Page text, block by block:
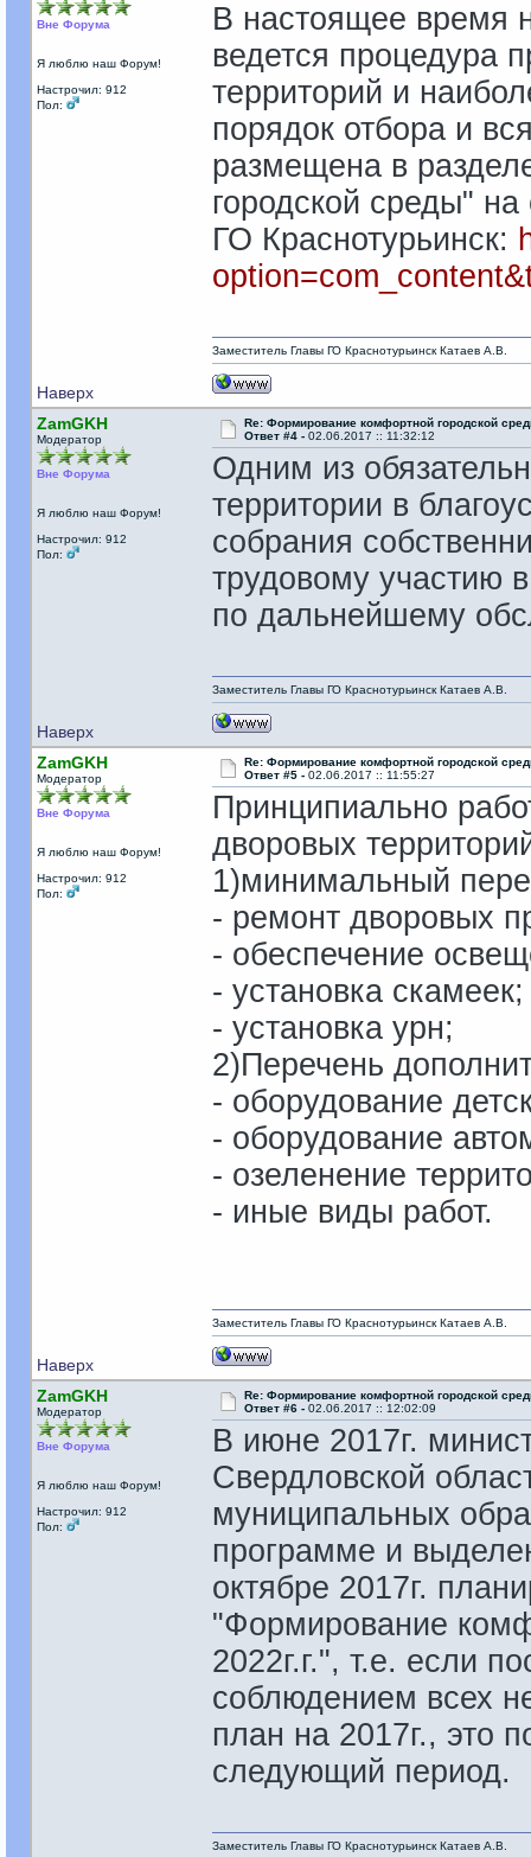
Вне Форума
Я люблю наш Форум!
Настрочил: 912
Пол:
В настоящее время
ведется процедура
территорий и
порядок отбора и
размещена в
городской среды"
ГО Краснотурьинск:
Наверх
Заместитель Главы ГО Краснотурьинск Катаев А.В.
ZamGKH
Модератор
Вне Форума
Я люблю наш Форум!
Настрочил: 912
Пол:
Re: Формирование комфортной городской
Ответ #4 - 02.06.2017 :: 11:32:12
Одним из
территории в
собрания
трудовому участию
по дальнейшему
Наверх
Заместитель Главы ГО Краснотурьинск Катаев А.В.
ZamGKH
Модератор
Вне Форума
Я люблю наш Форум!
Настрочил: 912
Пол:
Re: Формирование комфортной городской
Ответ #5 - 02.06.2017 :: 11:55:27
Принципиально
дворовых
1)минимальный
- ремонт дворовых
- обеспечение
- установка скамеек;
- установка урн;
2)Перечень
- оборудование
- оборудование
- озеленение
- иные виды работ.
Наверх
Заместитель Главы ГО Краснотурьинск Катаев А.В.
ZamGKH
Модератор
Вне Форума
Я люблю наш Форум!
Настрочил: 912
Пол:
Re: Формирование комфортной городской
Ответ #6 - 02.06.2017 :: 12:02:09
В июне 2017г.
Свердловской
муниципальных
программе и
октябре 2017г.
"Формирование
2022г.г.", т.е. если
соблюдением всех
план на 2017г., это
следующий период.
Заместитель Главы ГО Краснотурьинск Катаев А.В.